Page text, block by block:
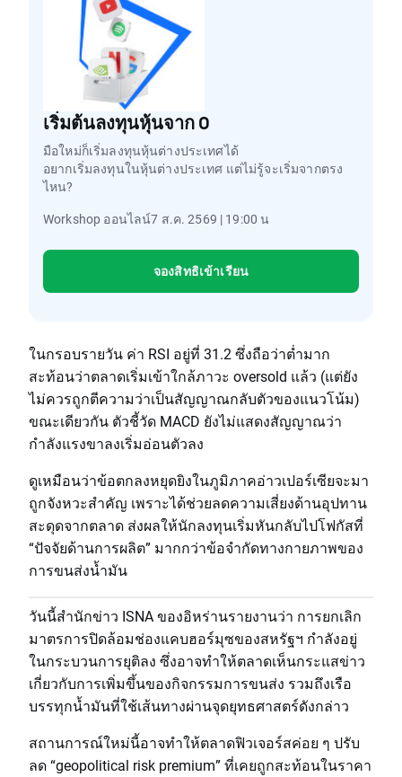
เริ่มต้นลงทุนหุ้นจาก 0
มือใหม่ก็เริ่มลงทุนหุ้นต่างประเทศได้
อยากเริ่มลงทุนในหุ้นต่างประเทศ แต่ไม่รู้จะเริ่มจากตรง
ไหน?
Workshop ออนไลน์7 ส.ค. 2569 | 19:00 น
จองสิทธิเข้าเรียน
ในกรอบรายวัน ค่า RSI อยู่ที่ 31.2 ซึ่งถือว่าต่ำมาก
สะท้อนว่าตลาดเริ่มเข้าใกล้ภาวะ oversold แล้ว (แต่ยัง
ไม่ควรถูกตีความว่าเป็นสัญญาณกลับตัวของแนวโน้ม)
ขณะเดียวกัน ตัวชี้วัด MACD ยังไม่แสดงสัญญาณว่า
กำลังแรงขาลงเริ่มอ่อนตัวลง
ดูเหมือนว่าข้อตกลงหยุดยิงในภูมิภาคอ่าวเปอร์เซียจะมา
ถูกจังหวะสำคัญ เพราะได้ช่วยลดความเสี่ยงด้านอุปทาน
สะดุดจากตลาด ส่งผลให้นักลงทุนเริ่มหันกลับไปโฟกัสที่
“ปัจจัยด้านการผลิต” มากกว่าข้อจำกัดทางกายภาพของ
การขนส่งน้ำมัน
วันนี้สำนักข่าว ISNA ของอิหร่านรายงานว่า การยกเลิก
มาตรการปิดล้อมช่องแคบฮอร์มุซของสหรัฐฯ กำลังอยู่
ในกระบวนการยุติลง ซึ่งอาจทำให้ตลาดเห็นกระแสข่าว
เกี่ยวกับการเพิ่มขึ้นของกิจกรรมการขนส่ง รวมถึงเรือ
บรรทุกน้ำมันที่ใช้เส้นทางผ่านจุดยุทธศาสตร์ดังกล่าว
สถานการณ์ใหม่นี้อาจทำให้ตลาดฟิวเจอร์สค่อย ๆ ปรับ
ลด “geopolitical risk premium” ที่เคยถูกสะท้อนในราคา